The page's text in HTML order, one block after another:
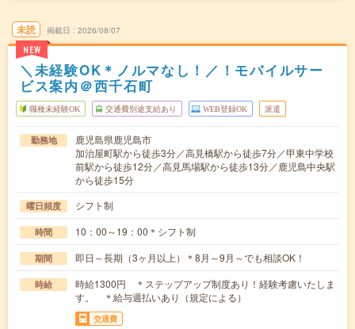
未読
NEW
掲載日 2026/08/07
＼未経験OK＊ノルマなし！／！モバイルサー
ビス案内＠西千石町
職種未経験OK 交通費別途支給あり WEB登録OK 派遣
勤務地
鹿児島県鹿児島市
加治屋町駅から徒歩3分／高見橋駅から徒歩7分／甲東中学校
前駅から徒歩12分／高見馬場駅から徒歩13分／鹿児島中央駅
から徒歩15分
曜日頻度 シフト制
時間 10：00～19：00＊シフト制
期間 即日～長期（3ヶ月以上）＊8月～9月～でも相談OK！
時給
時給1300円 ＊ステップアップ制度あり！経験考慮いたしま
す。 ＊給与週払いあり（規定による）
交通費